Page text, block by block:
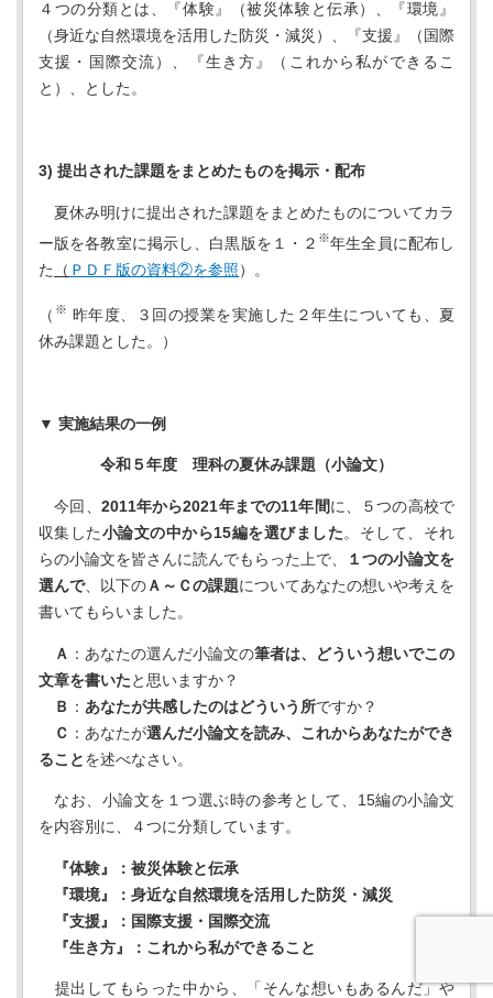
４つの分類とは、『体験』（被災体験と伝承）、『環境』
（身近な自然環境を活用した防災・減災）、『支援』（国際
支援・国際交流）、『生き方』（これから私ができるこ
と）、とした。
3) 提出された課題をまとめたものを掲示・配布
夏休み明けに提出された課題をまとめたものについてカラ
ー版を各教室に掲示し、白黒版を１・２ ※年生全員に配布し
た
（ ＰＤＦ版の資料②を参照 ）。
（ ※ 昨年度、３回の授業を実施した２年生についても、夏
休み課題とした。）
▼ 実施結果の一例
令和５年度 理科の夏休み課題（小論文）
今回、 2011年から2021年までの11年間 に、５つの高校で
収集した 小論文の中から15編を選びました。そして、それ
らの小論文を皆さんに読んでもらった上で、
１つの小論文を
選んで、以下の Ａ～Ｃの課題についてあなたの想いや考えを
書いてもらいました。
Ａ ：あなたの選んだ小論文の筆者は、どういう想いでこの
文章を書いた と思いますか？
Ｂ ： あなたが共感したのはどういう所ですか？
Ｃ ：あなたが選んだ小論文を読み、これからあなたができ
ること を述べなさい。
なお、小論文を１つ選ぶ時の参考として、15編の小論文
を内容別に、４つに分類しています。
『体験』：被災体験と伝承
『環境』：身近な自然環境を活用した防災・減災
『支援』：国際支援・国際交流
『生き方』：これから私ができること
提出してもらった中から、「そんな想いもあるんだ」や